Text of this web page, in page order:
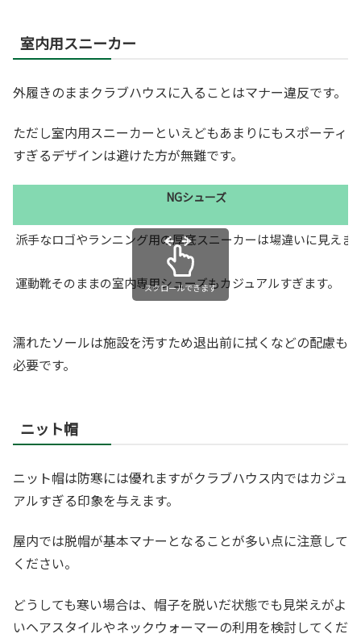
室内用スニーカー
外履きのままクラブハウスに入ることはマナー違反です。
ただし室内用スニーカーといえどもあまりにもスポーティ
すぎるデザインは避けた方が無難です。
NGシューズ
派手なロゴやランニング用の厚底スニーカーは場違いに見えま
運動靴そのままの室内専用シューズもカジュアルすぎます。
スクロールできます
濡れたソールは施設を汚すため退出前に拭くなどの配慮も
必要です。
ニット帽
ニット帽は防寒には優れますがクラブハウス内ではカジュ
アルすぎる印象を与えます。
屋内では脱帽が基本マナーとなることが多い点に注意して
ください。
どうしても寒い場合は、帽子を脱いだ状態でも見栄えがよ
いヘアスタイルやネックウォーマーの利用を検討してくだ